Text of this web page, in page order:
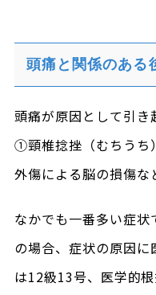
頭痛と関係のある
頭痛が原因として引き
①頸椎捻挫（むちう
外傷による脳の損傷な
なかでも一番多い症状
の場合、症状の原因
は12級13号、医学的